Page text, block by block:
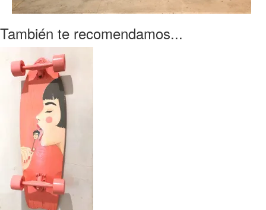
También te recomendamos...